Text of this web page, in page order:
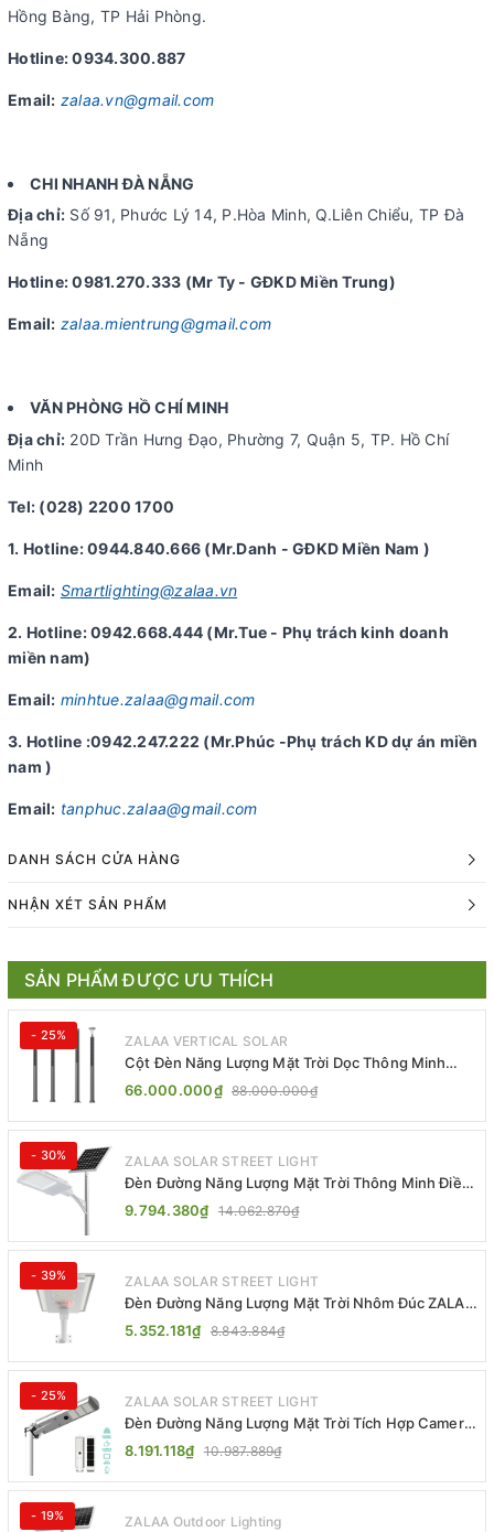
Hồng Bàng, TP Hải Phòng.
Hotline: 0934.300.887
Email: zalaa.vn@gmail.com
CHI NHANH ĐÀ NẴNG
Địa chỉ: Số 91, Phước Lý 14, P.Hòa Minh, Q.Liên Chiểu, TP Đà
Nẵng
Hotline: 0981.270.333 (Mr Ty - GĐKD Miền Trung)
Email: zalaa.mientrung@gmail.com
VĂN PHÒNG HỒ CHÍ MINH
Địa chỉ: 20D Trần Hưng Đạo, Phường 7, Quận 5, TP. Hồ Chí
Minh
Tel: (028) 2200 1700
1. Hotline: 0944.840.666 (Mr.Danh - GĐKD Miền Nam )
Email: Smartlighting@zalaa.vn
2. Hotline: 0942.668.444 (Mr.Tue - Phụ trách kinh doanh
miền nam)
Email: minhtue.zalaa@gmail.com
3. Hotline :0942.247.222 (Mr.Phúc -Phụ trách KD dự án miền
nam )
Email: tanphuc.zalaa@gmail.com
DANH SÁCH CỬA HÀNG
NHẬN XÉT SẢN PHẨM
SẢN PHẨM ĐƯỢC ƯU THÍCH
- 25% ZALAA VERTICAL SOLAR
Cột Đèn Năng Lượng Mặt Trời Dọc Thông Minh
ZSR-YYDS-360 | ZALAA Jsc
66.000.000₫ 88.000.000₫
- 30% ZALAA SOLAR STREET LIGHT
Đèn Đường Năng Lượng Mặt Trời Thông Minh Điều
Khiển MPPT ZL-GMX01 ZALAA
9.794.380₫ 14.062.870₫
- 39% ZALAA SOLAR STREET LIGHT
Đèn Đường Năng Lượng Mặt Trời Nhôm Đúc ZALAA
ZL-BWH Cao Cấp IP65
5.352.181₫ 8.843.884₫
- 25% ZALAA SOLAR STREET LIGHT
Đèn Đường Năng Lượng Mặt Trời Tích Hợp Camera
ZALAA ZL-BJ04-CCTV (80W, IP65)
8.191.118₫ 10.987.889₫
- 19% ZALAA Outdoor Lighting